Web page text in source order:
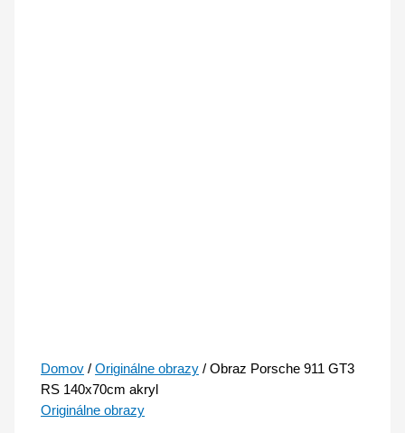
Domov /Originálne obrazy / Obraz Porsche 911 GT3
RS 140x70cm akryl
Originálne obrazy